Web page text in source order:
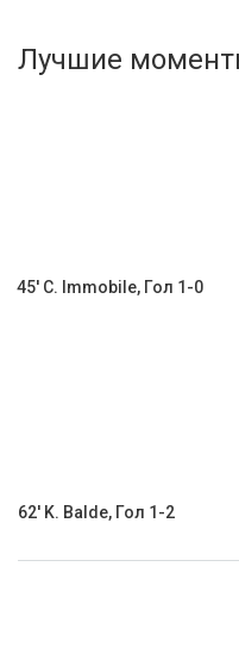
Активировать промокод
Лучшие
45' C. Immobile, Гол 1-0
62' K. Balde, Гол 1-2